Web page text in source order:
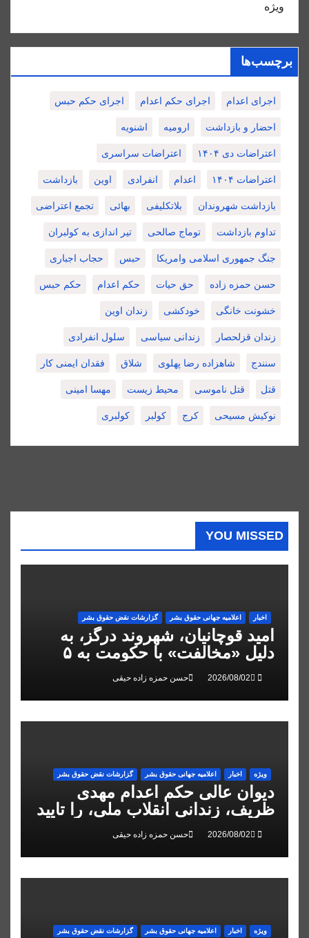
ویژه
برچسب‌ها
اجرای اعدام اجرای حکم اعدام اجرای حکم حبس
احضار و بازداشت ارومیه اشنویه
اعتراضات دی ۱۴۰۴ اعتراضات سراسری
اعتراضات ۱۴۰۴ اعدام انفرادی اوین بازداشت
بازداشت شهروندان بلاتکلیفی بهائی تجمع اعتراضی
تداوم بازداشت توماج صالحی تیر اندازی به کولبران
جنگ جمهوری اسلامی وامریکا حبس حجاب اجباری
حسن حمزه زاده حق حیات حکم اعدام حکم حبس
خشونت خانگی خودکشی زندان اوین
زندان قزلحصار زندانی سیاسی سلول انفرادی
سنندج شاهزاده رضا پهلوی شلاق فقدان ایمنی کار
قتل قتل ناموسی محیط زیست مهسا امینی
نوکیش مسیحی کرج کولبر کولبری
YOU MISSED
اخبار اعلاميه جهانی حقوق بشر گزارشات نقض حقوق بشر
امید قوچانیان، شهروند درگز، به
دلیل «مخالفت» با حکومت به ۵
سال زندان محکوم شد
حسن حمزه زاده حیقی
ویژه اخبار اعلاميه جهانی حقوق بشر گزارشات نقض حقوق بشر
دیوان عالی حکم اعدام مهدی
ظریف، زندانی انقلاب ملی، را تایید
کرد
حسن حمزه زاده حیقی
ویژه اخبار اعلاميه جهانی حقوق بشر گزارشات نقض حقوق بشر